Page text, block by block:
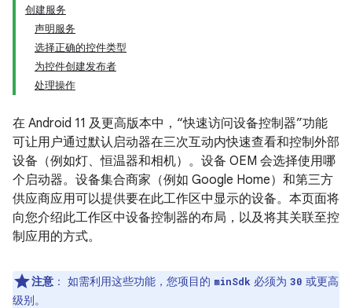
创建服务
声明服务
选择正确的控件类型
为控件创建发布者
处理操作
在 Android 11 及更高版本中，“快速访问设备控制器”功能
可让用户通过默认启动器在三次互动内快速查看和控制外部
设备（例如灯、恒温器和相机）。设备 OEM 会选择使用哪
个启动器。设备集合商家（例如 Google Home）和第三方
供应商应用可以提供要在此工作区中显示的设备。本页面将
向您介绍此工作区中设备控制器的布局，以及将其关联至控
制应用的方式。
注意 ： 如需利用这些功能，您项目的 minSdk 必须为 30 或更高
级别。